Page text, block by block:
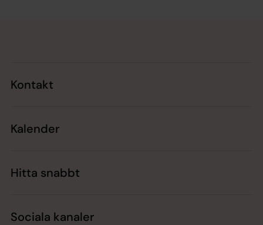
Kontakt
Kalender
Hitta snabbt
Sociala kanaler